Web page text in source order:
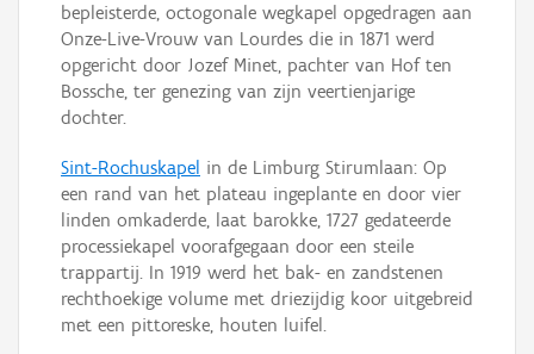
bepleisterde, octogonale wegkapel opgedragen aan
Onze-Live-Vrouw van Lourdes die in 1871 werd
opgericht door Jozef Minet, pachter van Hof ten
Bossche, ter genezing van zijn veertienjarige
dochter.
Sint-Rochuskapel in de Limburg Stirumlaan: Op
een rand van het plateau ingeplante en door vier
linden omkaderde, laat barokke, 1727 gedateerde
processiekapel voorafgegaan door een steile
trappartij. In 1919 werd het bak- en zandstenen
rechthoekige volume met driezijdig koor uitgebreid
met een pittoreske, houten luifel.